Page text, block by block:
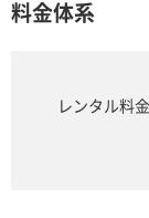
料金体系
レンタル